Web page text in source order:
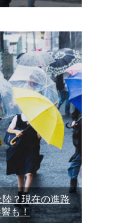
？現在の進路
も！